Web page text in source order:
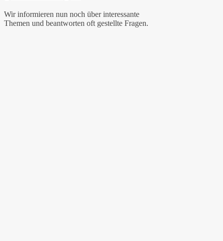
Wir informieren nun noch über interessante
Themen und beantworten oft gestellte Fragen.